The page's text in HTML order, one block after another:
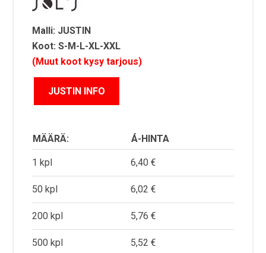
Malli: JUSTIN
Koot: S-M-L-XL-XXL
(Muut koot kysy tarjous)
MÄÄRÄ: Á-HINTA
1 kpl 6,40 €
50 kpl 6,02 €
200 kpl 5,76 €
500 kpl 5,52 €